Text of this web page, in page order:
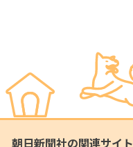
朝日新聞社の関連サイト